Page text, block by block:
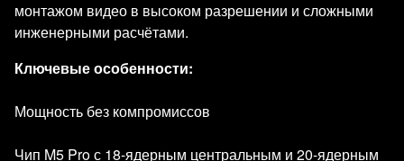
монтажом видео в высоком разрешении и сложными
инженерными расчётами.
Ключевые особенности:
Мощность без компромиссов
Чип M5 Pro с 18-ядерным центральным и 20-ядерным